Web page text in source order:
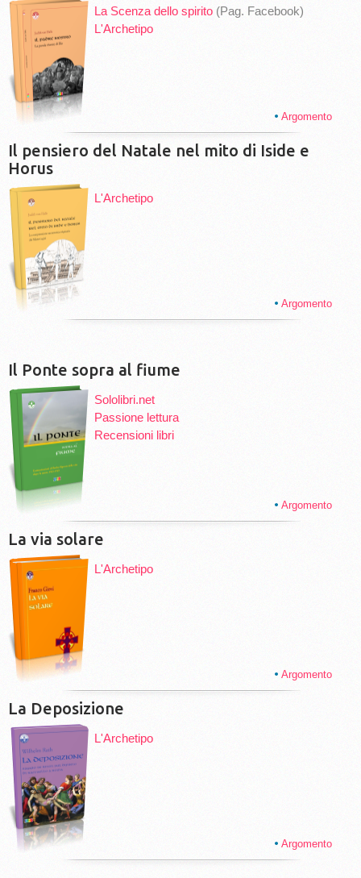
La Scenza dello spirito (Pag. Facebook)
L'Archetipo
Argomento
Il pensiero del Natale nel mito di Iside e
Horus
L'Archetipo
Argomento
Il Ponte sopra al fiume
Sololibri.net
Passione lettura
Recensioni libri
Argomento
La via solare
L'Archetipo
Argomento
La Deposizione
L'Archetipo
Argomento